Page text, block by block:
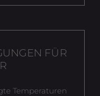
FÜR
Temperaturen